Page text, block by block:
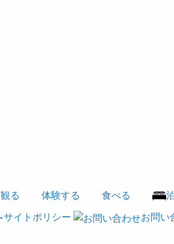
観る 体験する 食べる
サイトポリシー
お問い